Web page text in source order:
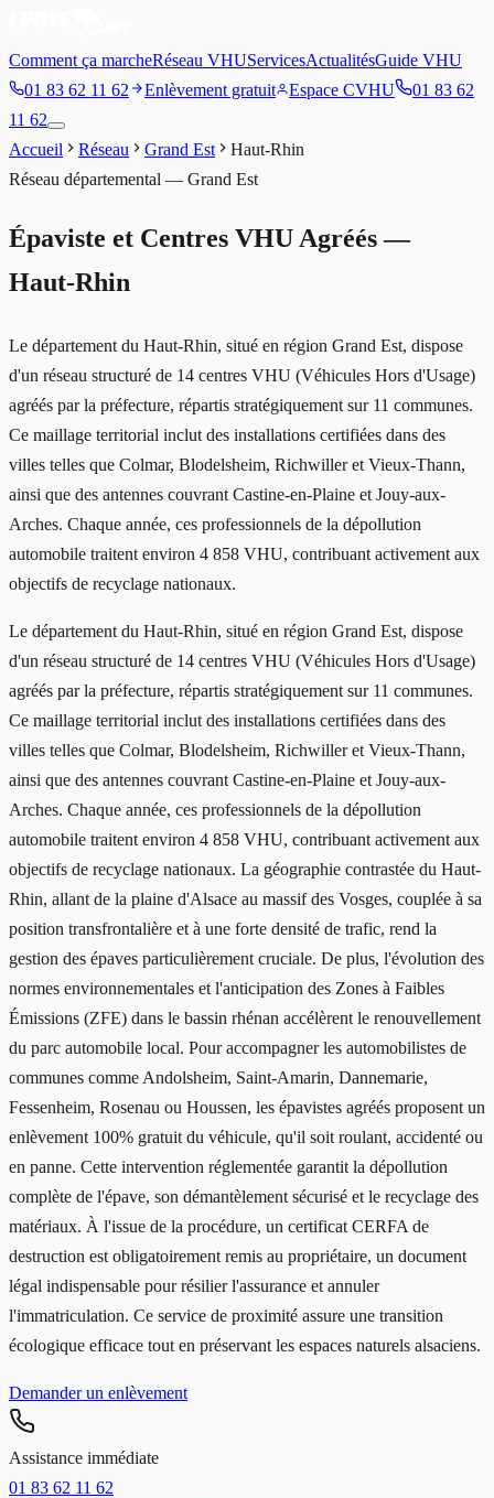
Comment ça marcheRéseau VHUServicesActualitésGuide VHU
01 83 62 11 62
Enlèvement gratuit Espace CVHU
01 83 62
11 62
Accueil
Réseau Grand Est
Haut-Rhin
Réseau départemental — Grand Est
Épaviste et Centres VHU Agréés —
Haut-Rhin
Le département du Haut-Rhin, situé en région Grand Est, dispose
d'un réseau structuré de 14 centres VHU (Véhicules Hors d'Usage)
agréés par la préfecture, répartis stratégiquement sur 11 communes.
Ce maillage territorial inclut des installations certifiées dans des
villes telles que Colmar, Blodelsheim, Richwiller et Vieux-Thann,
ainsi que des antennes couvrant Castine-en-Plaine et Jouy-aux-
Arches. Chaque année, ces professionnels de la dépollution
automobile traitent environ 4 858 VHU, contribuant activement aux
objectifs de recyclage nationaux.
Le département du Haut-Rhin, situé en région Grand Est, dispose
d'un réseau structuré de 14 centres VHU (Véhicules Hors d'Usage)
agréés par la préfecture, répartis stratégiquement sur 11 communes.
Ce maillage territorial inclut des installations certifiées dans des
villes telles que Colmar, Blodelsheim, Richwiller et Vieux-Thann,
ainsi que des antennes couvrant Castine-en-Plaine et Jouy-aux-
Arches. Chaque année, ces professionnels de la dépollution
automobile traitent environ 4 858 VHU, contribuant activement aux
objectifs de recyclage nationaux. La géographie contrastée du Haut-
Rhin, allant de la plaine d'Alsace au massif des Vosges, couplée à sa
position transfrontalière et à une forte densité de trafic, rend la
gestion des épaves particulièrement cruciale. De plus, l'évolution des
normes environnementales et l'anticipation des Zones à Faibles
Émissions (ZFE) dans le bassin rhénan accélèrent le renouvellement
du parc automobile local. Pour accompagner les automobilistes de
communes comme Andolsheim, Saint-Amarin, Dannemarie,
Fessenheim, Rosenau ou Houssen, les épavistes agréés proposent un
enlèvement 100% gratuit du véhicule, qu'il soit roulant, accidenté ou
en panne. Cette intervention réglementée garantit la dépollution
complète de l'épave, son démantèlement sécurisé et le recyclage des
matériaux. À l'issue de la procédure, un certificat CERFA de
destruction est obligatoirement remis au propriétaire, un document
légal indispensable pour résilier l'assurance et annuler
l'immatriculation. Ce service de proximité assure une transition
écologique efficace tout en préservant les espaces naturels alsaciens.
Demander un enlèvement
Assistance immédiate
01 83 62 11 62